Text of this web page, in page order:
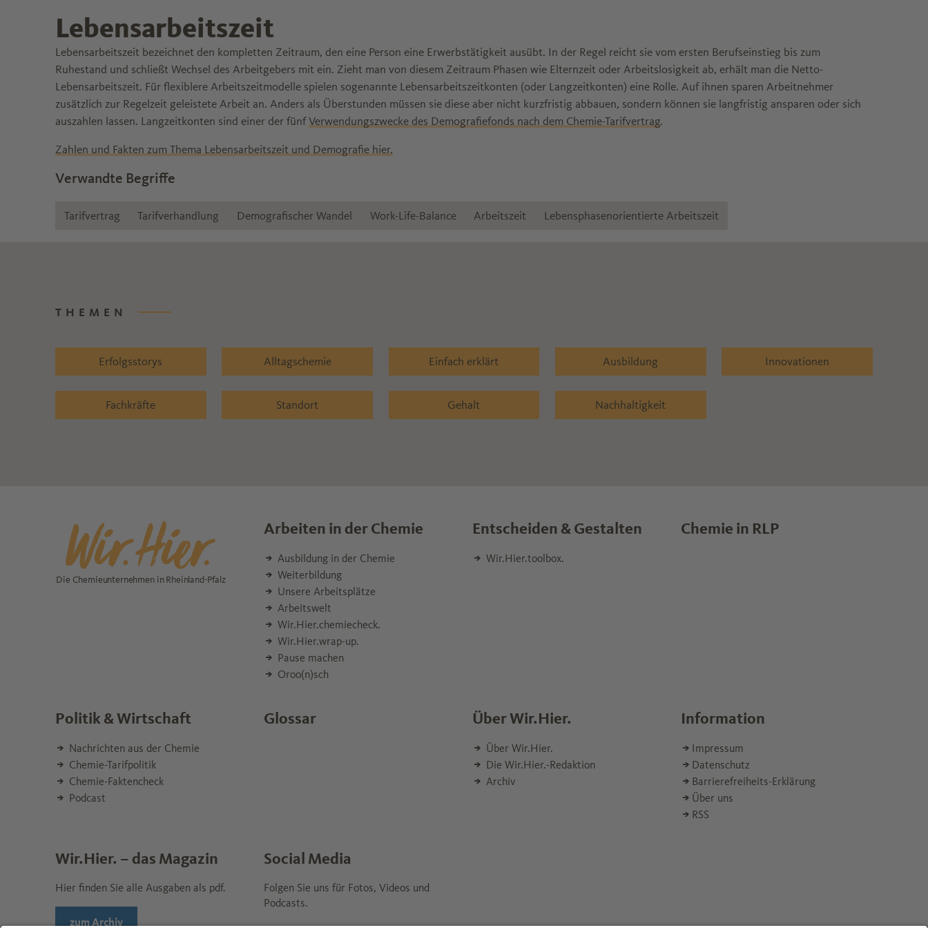
Lebensarbeitszeit
Lebensarbeitszeit bezeichnet den kompletten Zeitraum, den eine Person eine Erwerbstätigkeit ausübt. In der Regel reicht sie vom ersten Berufseinstieg bis zum
Ruhestand und schließt Wechsel des Arbeitgebers mit ein. Zieht man von diesem Zeitraum Phasen wie Elternzeit oder Arbeitslosigkeit ab, erhält man die Netto-
Lebensarbeitszeit. Für flexiblere Arbeitszeitmodelle spielen sogenannte Lebensarbeitszeitkonten (oder Langzeitkonten) eine Rolle. Auf ihnen sparen Arbeitnehmer
zusätzlich zur Regelzeit geleistete Arbeit an. Anders als Überstunden müssen sie diese aber nicht kurzfristig abbauen, sondern können sie langfristig ansparen oder sich
auszahlen lassen. Langzeitkonten sind einer der fünfVerwendungszwecke des Demografiefonds nach dem Chemie-Tarifvertrag.
Zahlen und Fakten zum Thema Lebensarbeitszeit und Demografie hier.
Verwandte Begriffe
Tarifvertrag Tarifverhandlung Demografischer Wandel Work-Life-Balance Arbeitszeit Lebensphasenorientierte Arbeitszeit
THEMEN
Erfolgsstorys Alltagschemie Einfach erklärt Ausbildung Innovationen
Fachkräfte Standort Gehalt Nachhaltigkeit
Die Chemieunternehmen in Rheinland-Pfalz
Arbeiten in der Chemie
Ausbildung in der Chemie
Weiterbildung
Unsere Arbeitsplätze
Arbeitswelt
Wir.Hier.chemiecheck.
Wir.Hier.wrap-up.
Pause machen
Oroo(n)sch
Entscheiden & Gestalten
Wir.Hier.toolbox.
Chemie in RLP
Politik & Wirtschaft
Nachrichten aus der Chemie
Chemie-Tarifpolitik
Chemie-Faktencheck
Podcast
Glossar Über Wir.Hier.
Über Wir.Hier.
Die Wir.Hier.-Redaktion
Archiv
Information
Impressum
Datenschutz
Barrierefreiheits-Erklärung
Über uns
RSS
Wir.Hier. – das Magazin
Hier finden Sie alle Ausgaben als pdf.
Wechseln zur Seite
zum Archiv
Social Media
Folgen Sie uns für Fotos, Videos und
Podcasts.